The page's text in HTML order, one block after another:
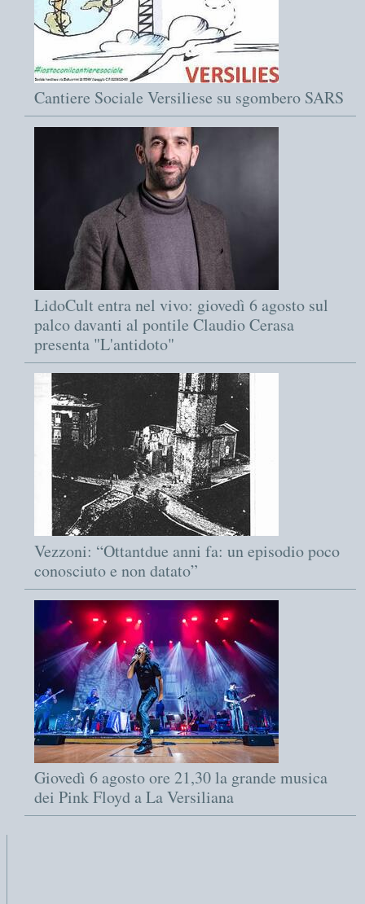
Cantiere Sociale Versiliese su sgombero SARS
LidoCult entra nel vivo: giovedì 6 agosto sul
palco davanti al pontile Claudio Cerasa
presenta "L'antidoto"
Vezzoni: “Ottantdue anni fa: un episodio poco
conosciuto e non datato”
Giovedì 6 agosto ore 21,30 la grande musica
dei Pink Floyd a La Versiliana